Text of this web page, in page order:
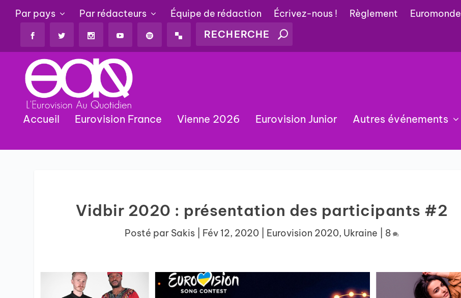
Par pays Par rédacteurs Équipe de rédaction Écrivez-nous ! Règlement Euromonde
Accueil Eurovision France Vienne 2026 Eurovision Junior Autres événements
Vidbir 2020 : présentation des participants #2
Posté par Sakis Fév 12, 2020 Eurovision 2020, Ukraine 8